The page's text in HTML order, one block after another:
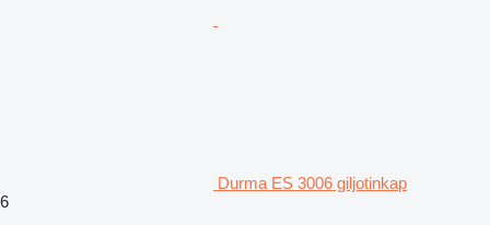
Durma ES 3006 giljotinkap
6